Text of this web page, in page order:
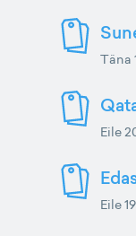
Täna
Eile
Eile